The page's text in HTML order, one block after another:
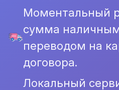
Моментальный
сумма
переводом на
договора.
Локальный